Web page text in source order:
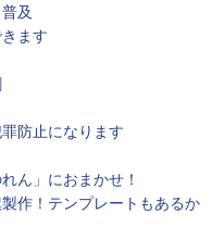
及
ます
防止になります
ん」におまかせ！
作！テンプレートもあるか